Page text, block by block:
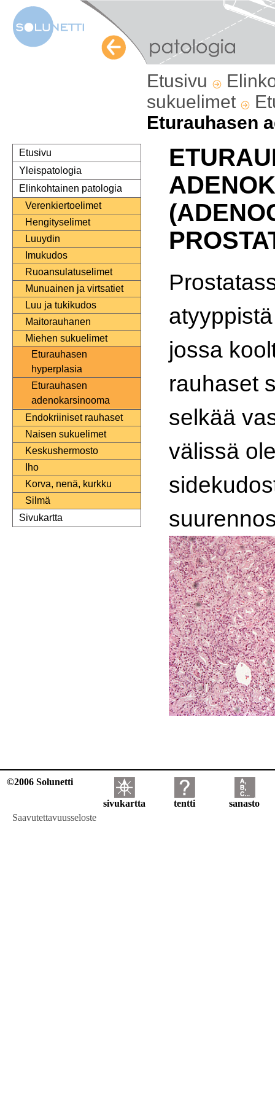
Etusivu
sukuelimet
Eturauhasen
Etusivu
Yleispatologia
Elinkohtainen patologia
Verenkiertoelimet
Hengityselimet
Luuydin
Imukudos
Ruoansulatuselimet
Munuainen ja virtsatiet
Luu ja tukikudos
Maitorauhanen
Miehen sukuelimet
Eturauhasen
hyperplasia
Eturauhasen
adenokarsinooma
Endokriiniset rauhaset
Naisen sukuelimet
Keskushermosto
Iho
Korva, nenä, kurkku
Silmä
Sivukartta
jossa
rauhaset
selkää
välissä
©2006 Solunetti
sivukartta tentti
sanasto
Saavutettavuusseloste